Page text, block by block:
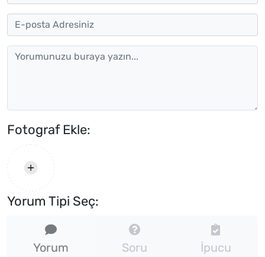
Fotograf Ekle:
Yorum Tipi Seç:
Yorum Soru İpucu